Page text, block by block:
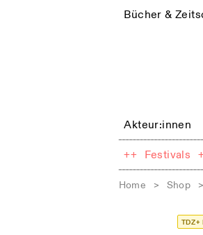
Bücher &
Akteur:innen
++ Festivals
Home > Shop >
TDZ+